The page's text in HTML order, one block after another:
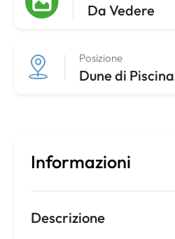
Da Vedere
Posizione
Dune di
Informazioni
Descrizione